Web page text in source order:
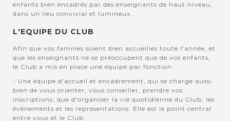
enfants bien encadrés par des enseignants de haut niveau,
dans un lieu convivial et lumineux.
L'EQUIPE DU CLUB
Afin que vos familles soient bien accuellies toute l'année, et
que les enseignants ne se préoccupent que de vos enfants,
le Club a mis en place une équipe par fonction :
- Une équipe d'accueil et encadrement, qui se charge aussi
bien de vous orienter, vous conseiller, prendre vos
inscriptions, que d'organiser la vie quotidienne du Club, les
évènements et les représentations. Elle est le point central
entre vous et le Club.